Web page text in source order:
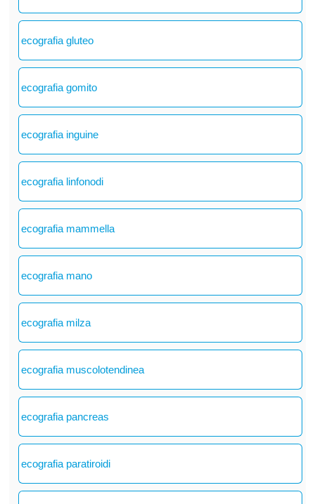
ecografia gluteo
ecografia gomito
ecografia inguine
ecografia linfonodi
ecografia mammella
ecografia mano
ecografia milza
ecografia muscolotendinea
ecografia pancreas
ecografia paratiroidi